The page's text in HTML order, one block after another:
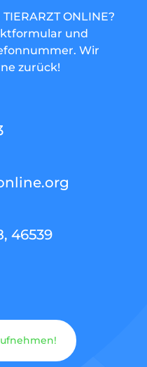
ONLINE?
und
Wir
zurück!
46539